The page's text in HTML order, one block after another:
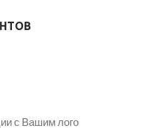
с Вашим лого